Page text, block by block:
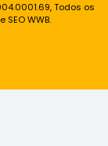
Todos os
WWB.